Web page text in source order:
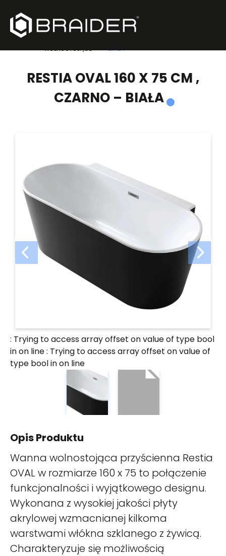
PRODUKTY
WOLNOSTOJĄCE
BIAŁA
RESTIA OVAL 160 X 75 CM ,
CZARNO – BIAŁA
: Trying to access array offset on value of type bool
inon line: Trying to access array offset on value of
type bool inon line
Opis Produktu
Wanna wolnostojąca przyścienna Restia
OVAL w rozmiarze 160 x 75 to połączenie
funkcjonalności i wyjątkowego designu.
Wykonana z wysokiej jakości płyty
akrylowej wzmacnianej kilkoma
warstwami włókna szklanego z żywicą.
Charakteryzuje się możliwością